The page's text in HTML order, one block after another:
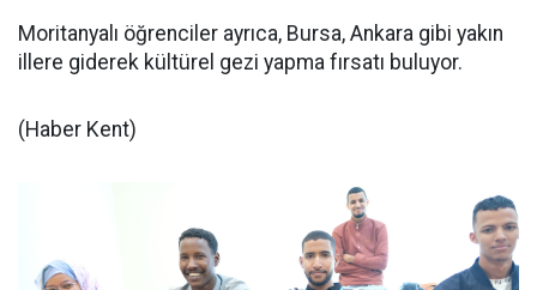
Moritanyalı öğrenciler ayrıca, Bursa, Ankara gibi yakın
illere giderek kültürel gezi yapma fırsatı buluyor.
(Haber Kent)